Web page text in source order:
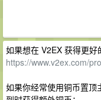
如果想在 V2EX 获得更好
https://www.v2ex.com/
如果你经常使用铜币置顶